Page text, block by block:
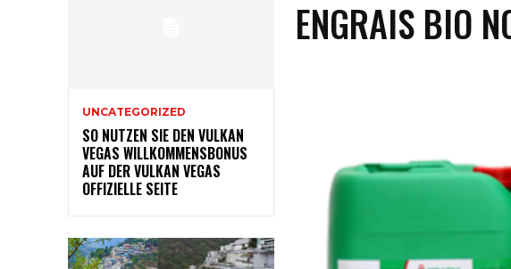
UNCATEGORIZED
SO NUTZEN SIE DEN VULKAN
VEGAS WILLKOMMENSBONUS
AUF DER VULKAN VEGAS
OFFIZIELLE SEITE
ENGRAIS BIO